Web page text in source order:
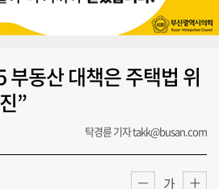
동산 대책은 주택법 위
”
탁경륜 기자 takk@busan.com
가